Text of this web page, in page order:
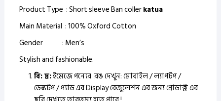
Product Type : Short sleeve Ban collerkatua
Main Material : 100% Oxford Cotton
Gender : Men’s
Stylish and fashionable.
বি: দ্র:ইমেজে পন্যের রঙ দেখুন: মোবাইল / ল্যাপটপ /
ডেস্কটপ / প্যাড এর Display রেজুলেশন এর জন্য প্রোডাক্ট এর